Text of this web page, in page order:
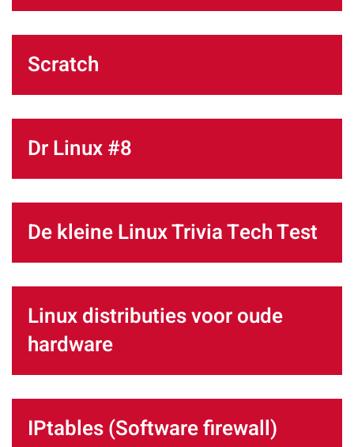
Scratch
Dr Linux #8
De kleine Linux Trivia Tech Test
Linux distributies voor oude
hardware
IPtables (Software firewall)